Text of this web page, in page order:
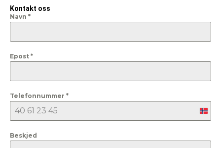
Kontakt oss
Navn *
Epost *
Telefonnummer *
Beskjed